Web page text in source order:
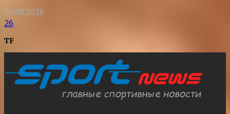
06.08.2026
26
TF